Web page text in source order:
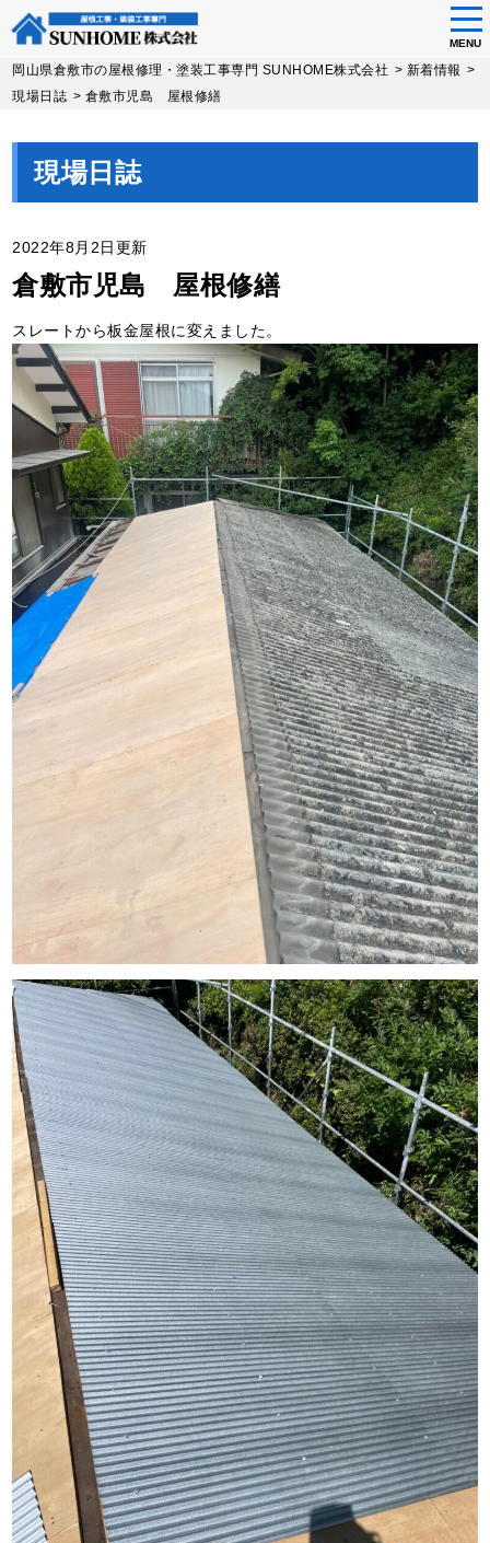
Skip
to
MENU
岡山県倉敷市の屋根修理・塗装工事専門 SUNHOME株式会社 > 新着情報 >
現場日誌 > 倉敷市児島 屋根修繕
現場日誌
2022年8月2日更新
倉敷市児島 屋根修繕
スレートから板金屋根に変えました。